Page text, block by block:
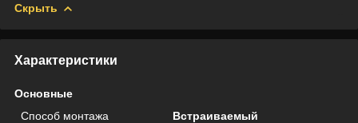
Скрыть
Характеристики
Основные
Способ монтажа
Встраиваемый